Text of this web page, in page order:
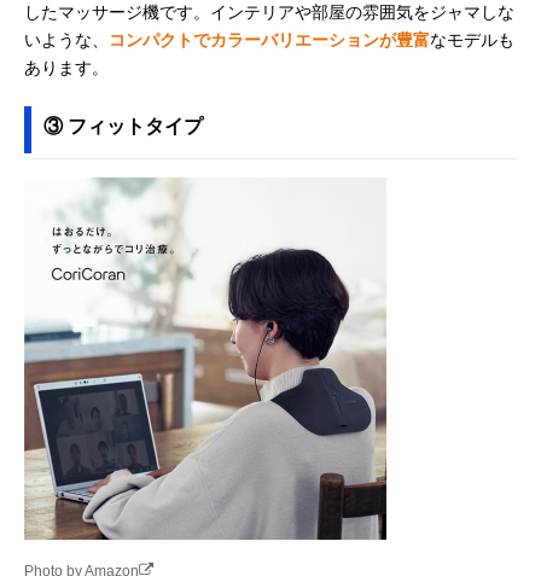
したマッサージ機です。インテリアや部屋の雰囲気をジャマしな
いような、
コンパクトでカラーバリエーションが豊富なモデルも
あります。
③ フィットタイプ
Photo by Amazon